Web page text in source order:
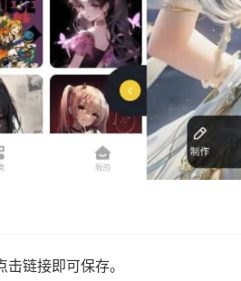
链接即可保存。